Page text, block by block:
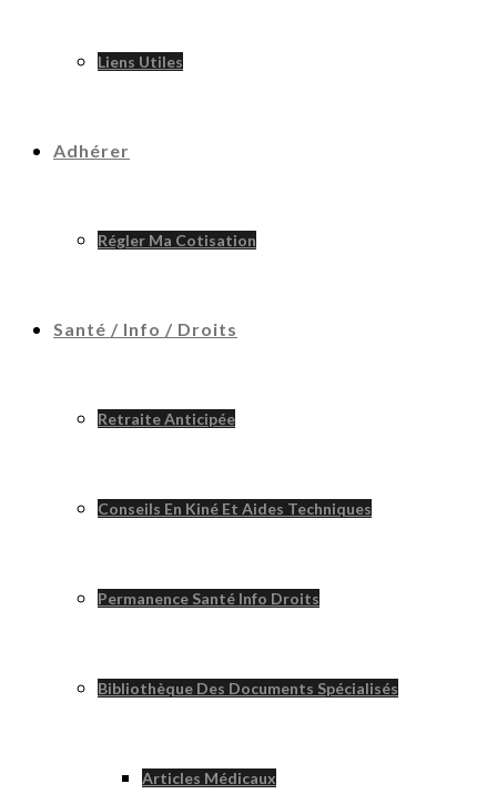
Liens Utiles
Adhérer
Régler Ma Cotisation
Santé / Info / Droits
Retraite Anticipée
Conseils En Kiné Et Aides Techniques
Permanence Santé Info Droits
Bibliothèque Des Documents Spécialisés
Articles Médicaux